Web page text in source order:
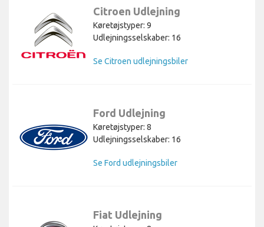
Citroen Udlejning
Køretøjstyper: 9
Udlejningsselskaber: 16
Se Citroen udlejningsbiler
Ford Udlejning
Køretøjstyper: 8
Udlejningsselskaber: 16
Se Ford udlejningsbiler
Fiat Udlejning